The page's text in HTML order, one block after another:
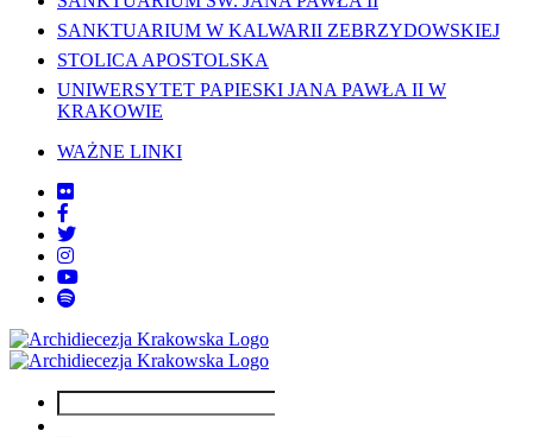
SANKTUARIUM W KALWARII ZEBRZYDOWSKIEJ
STOLICA APOSTOLSKA
UNIWERSYTET PAPIESKI JANA PAWŁA II W
KRAKOWIE
WAŻNE LINKI